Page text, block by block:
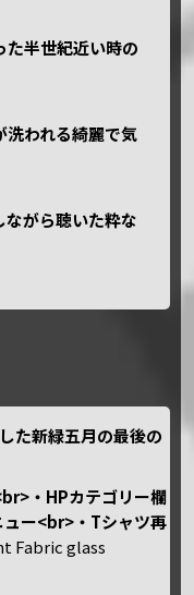
た半世紀近い時の
洗われる綺麗で気
がら聴いた粋な
た新緑五月の最後の
・HPカテゴリー欄
ー<br>・Tシャツ再
Fabric glass